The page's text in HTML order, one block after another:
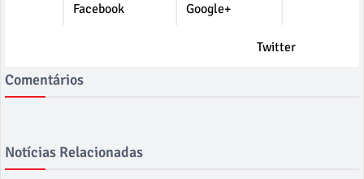
Facebook Google+
Twitter
Comentários
Notícias Relacionadas